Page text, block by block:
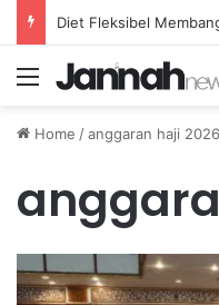
Menu
Home /anggaran haji 2026